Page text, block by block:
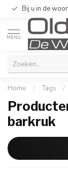
Bij u in de
MENU
Home / Tags /
barkruk